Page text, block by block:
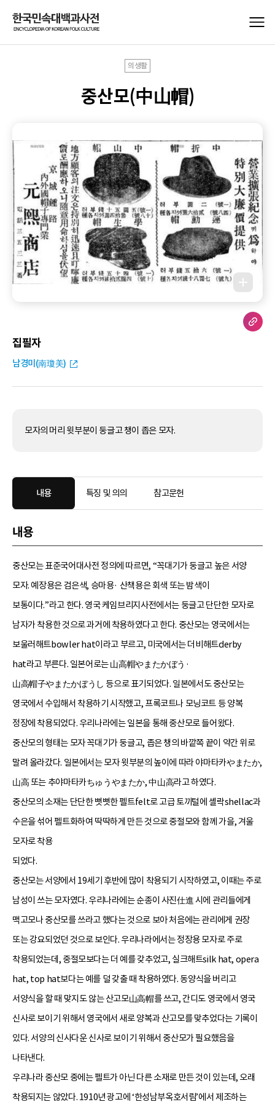
의생활
중산모(中山帽)
집필자
남경미(南瓊美)
모자의 머리 윗부분이 둥글고 챙이 좁은 모자.
내용 특징 및 의의 참고문헌
내용
중산모는 표준국어대사전 정의에 따르면, “꼭대기가 둥글고 높은 서양
모자. 예장용은 검은색, 승마용· 산책용은 회색 또는 밤색이
보통이다.”라고 한다. 영국 케임브리지사전에서는 둥글고 단단한 모자로
남자가 착용한 것으로 과거에 착용하였다고 한다. 중산모는 영국에서는
보울러해트bowler hat이라고 부르고, 미국에서는 더비해트derby
hat라고 부른다. 일본어로는 山高帽やまたかぼう·
山高帽子やまたかぼうし 등으로 표기되었다. 일본에서도 중산모는
영국에서 수입해서 착용하기 시작했고, 프록코트나 모닝코트 등 양복
정장에 착용되었다. 우리나라에는 일본을 통해 중산모로 들어왔다.
중산모의 형태는 모자 꼭대기가 둥글고, 좁은 챙의 바깥쪽 끝이 약간 위로
말려 올라갔다. 일본에서는 모자 윗부분의 높이에 따라 야마타카やまたか,
山高 또는 추야마타카ちゅうやまたか, 中山高라고 하였다.
중산모의 소재는 단단한 뻣뻣한 펠트felt로 고급 토끼털에 셸락shellac과
수은을 섞어 펠트화하여 딱딱하게 만든 것으로 중절모와 함께 가을, 겨울
모자로 착용
되었다.
중산모는 서양에서 19세기 후반에 많이 착용되기 시작하였고, 이때는 주로
남성이 쓰는 모자였다. 우리나라에는 순종이 사진仕進 시에 관리들에게
맥고모나 중산모를 쓰라고 했다는 것으로 보아 처음에는 관리에게 권장
또는 강요되었던 것으로 보인다. 우리나라에서는 정장용 모자로 주로
착용되었는데, 중절모보다는 더 예를 갖추었고, 실크해트silk hat, opera
hat, top hat보다는 예를 덜 갖출 때 착용하였다. 동양식을 버리고
서양식을 할 때 맞지도 않는 산고모山高帽를 쓰고, 간디도 영국에서 영국
신사로 보이기 위해서 영국에서 새로 양복과 산고모를 맞추었다는 기록이
있다. 서양의 신사다운 신사로 보이기 위해서 중산모가 필요했음을
나타낸다.
우리나라 중산모 중에는 펠트가 아닌 다른 소재로 만든 것이 있는데, 오래
착용되지는 않았다. 1910년 광고에 ‘한성남부옥호서림’에서 제조하는